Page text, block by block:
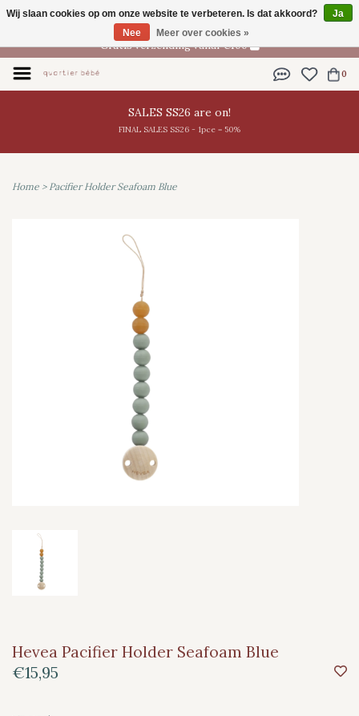
NL
Gratis verzending vanaf €100
0
SALES SS26 are on!
FINAL SALES SS26 - 1pce = 50%
Home > Pacifier Holder Seafoam Blue
Hevea Pacifier Holder Seafoam Blue
€15,95
Wij slaan cookies op om onze website te verbeteren. Is dat akkoord?
Ja
Nee
Meer over cookies »